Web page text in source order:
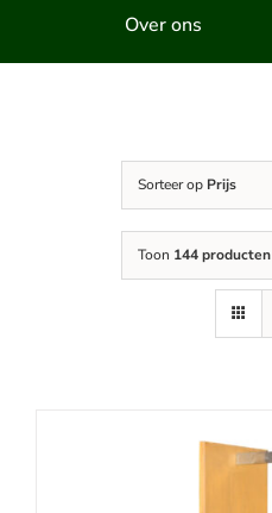
Over ons
Sorteer op Prijs
Toon 144 producten